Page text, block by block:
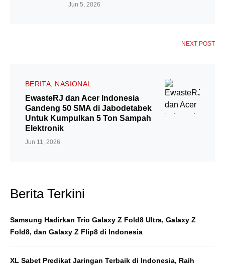
Jun 5, 2026
NEXT POST
BERITA NASIONAL
EwasteRJ dan Acer Indonesia
Gandeng 50 SMA di Jabodetabek
Untuk Kumpulkan 5 Ton Sampah
Elektronik
Jun 11, 2026
Berita Terkini
Samsung Hadirkan Trio Galaxy Z Fold8 Ultra, Galaxy Z
Fold8, dan Galaxy Z Flip8 di Indonesia
XL Sabet Predikat Jaringan Terbaik di Indonesia, Raih